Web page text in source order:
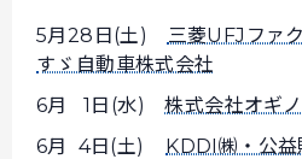
5月28日(土) 三菱UFJファ
すゞ自動車株式会社
6月 1日(水)株式会社オギノ
6月 4日(土) KDDI㈱・公益